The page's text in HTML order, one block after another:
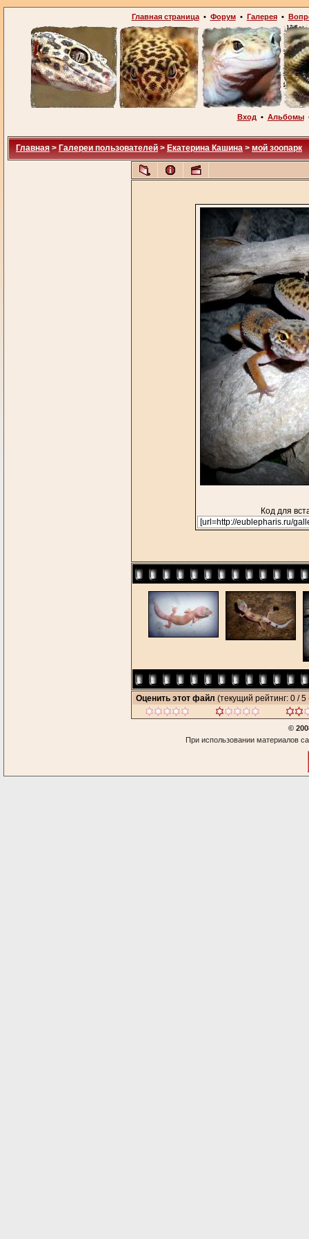
Главная страница• Форум• Галерея•
Вход • Альбомы
Главная > Галереи пользователей > Екатерина Кашина > мой зоопарк
Код для
Оценить этот файл (текущий рейтинг: 0 / 5
©
При использовании материалов